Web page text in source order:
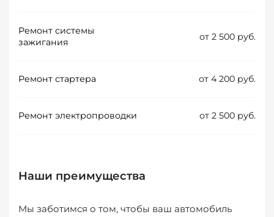
Ремонт системы
зажигания
от 2 500 руб.
Ремонт стартера от 4 200 руб.
Ремонт электропроводки от 2 500 руб.
Наши преимущества
Мы заботимся о том, чтобы ваш автомобиль